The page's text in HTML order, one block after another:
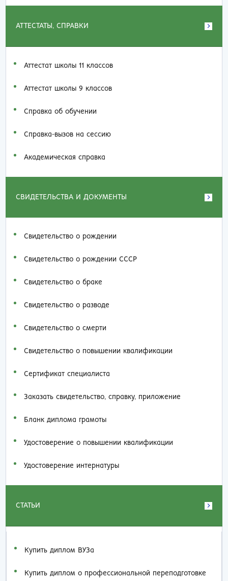
АТТЕСТАТЫ, СПРАВКИ
Аттестат школы 11 классов
Аттестат школы 9 классов
Справка об обучении
Справка-вызов на сессию
Академическая справка
СВИДЕТЕЛЬСТВА И ДОКУМЕНТЫ
Свидетельство о рождении
Свидетельство о рождении СССР
Свидетельство о браке
Свидетельство о разводе
Свидетельство о смерти
Свидетельство о повышении квалификации
Сертификат специалиста
Заказать cвидетельство, справку, приложение
Бланк диплома грамоты
Удостоверение о повышении квалификации
Удостоверение интернатуры
СТАТЬИ
Купить диплом ВУЗа
Купить диплом о профессиональной переподготовке